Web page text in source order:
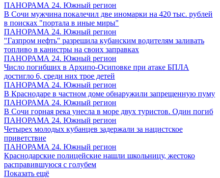
ПАНОРАМА 24. Южный регион
В Сочи мужчина покалечил две иномарки на 420 тыс. рублей
в поисках "портала в иные миры"
ПАНОРАМА 24. Южный регион
"Газпром нефть" разрешила кубанским водителям заливать
топливо в канистры на своих заправках
ПАНОРАМА 24. Южный регион
Число погибших в Архипо-Осиповке при атаке БПЛА
достигло 6, среди них трое детей
ПАНОРАМА 24. Южный регион
В Краснодаре в частном доме обнаружили запрещенную пуму
ПАНОРАМА 24. Южный регион
В Сочи горная река унесла в море двух туристов. Один погиб
ПАНОРАМА 24. Южный регион
Четырех молодых кубанцев задержали за нацистское
приветствие
ПАНОРАМА 24. Южный регион
Краснодарские полицейские нашли школьницу, жестоко
расправившуюся с голубем
Показать ещё